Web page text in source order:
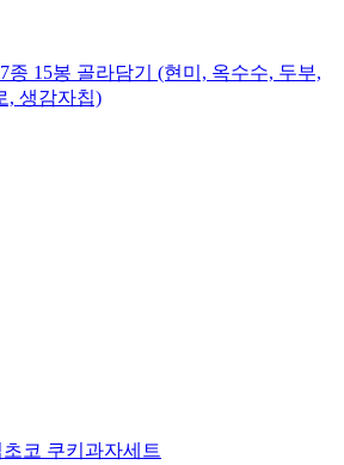
종 15봉 골라담기 (현미, 옥수수, 두부,
, 생감자칩)
코 쿠키과자세트